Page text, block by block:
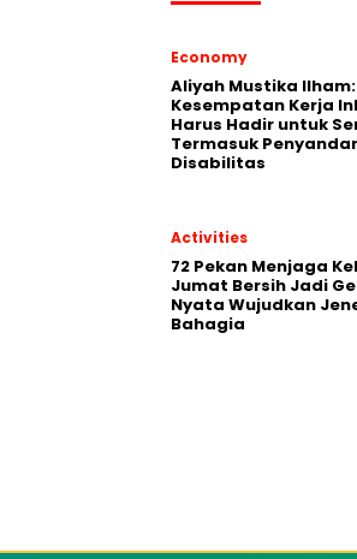
Economy
Aliyah Mustika Ilham:
Kesempatan Kerja
Harus Hadir untuk
Termasuk
Disabilitas
Activities
72 Pekan Menjaga
Jumat Bersih Jadi
Nyata Wujudkan
Bahagia